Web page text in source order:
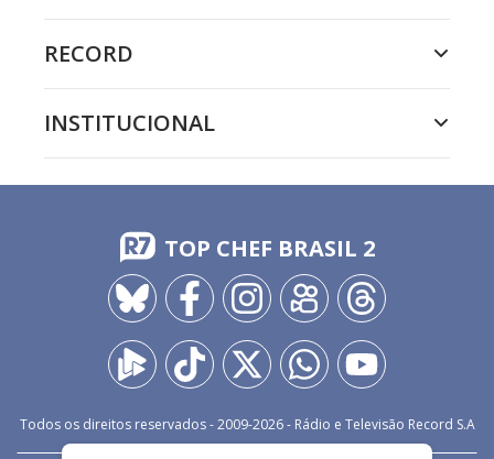
RECORD
INSTITUCIONAL
TOP CHEF BRASIL 2
Todos os direitos reservados - 2009-2026- Rádio e Televisão Record S.A